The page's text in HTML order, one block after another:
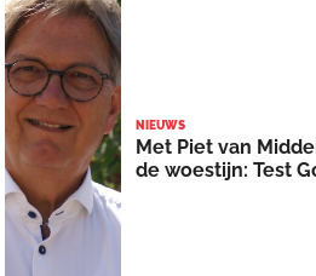
NIEUWS
Met Piet van
de woestijn: Test